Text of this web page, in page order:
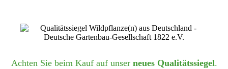
Achten Sie beim Kauf auf unser neues Qualitätssiegel.